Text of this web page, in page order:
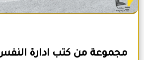
مجموعة من كتب ادارة